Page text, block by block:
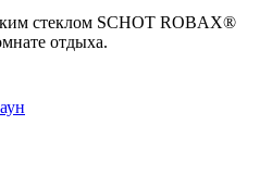
стеклом SCHOT ROBAX®
отдыха.